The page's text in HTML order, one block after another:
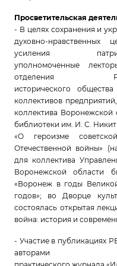
Просветительская
- В целях сохранения и
духовно-нравственных
усиления
уполномоченные
отделения
исторического
коллективов
коллектива Воронежской
библиотеки им. И. С.
«О героизме
Отечественной войны»
для коллектива
Воронежской области
«Воронеж в годы
годов»; во Дворце
состоялась открытая
война: история и
- Участие в публикациях
авторами